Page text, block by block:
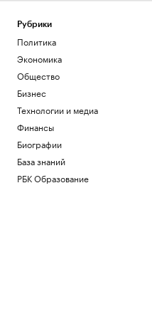
Образование
FT узнала о выборе ЕС —
«сейчас или никогда»
Политика
Турпоток в Карачаево-
вдвое в первом полугодии
Кавказ
Почему доллар поднялся выше
причины падения курса рубля
Инвестиции
Путин провел оперативное
с членами Совбеза
Политика
Путин поговорил по телефону с
Рубрики
Политика
Экономика
Общество
Бизнес
Технологии и медиа
Финансы
Биографии
База знаний
РБК Образование